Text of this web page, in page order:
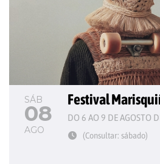
SÁB
08
AGO
Festival
DO 6 AO 9 DE AGOSTO
(Consultar: sábado)